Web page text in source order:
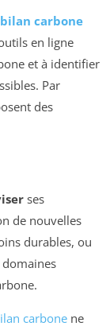
bilan carbone
en ligne
et à identifier
Par
des
ses
de nouvelles
durables, ou
domaines
carbone ne